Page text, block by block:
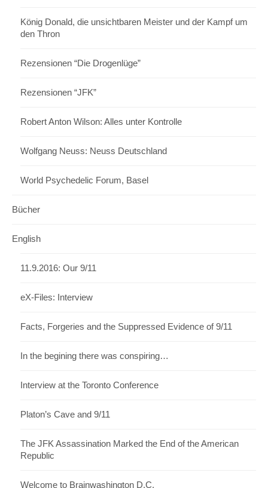
König Donald, die unsichtbaren Meister und der Kampf um
den Thron
Rezensionen “Die Drogenlüge”
Rezensionen “JFK”
Robert Anton Wilson: Alles unter Kontrolle
Wolfgang Neuss: Neuss Deutschland
World Psychedelic Forum, Basel
Bücher
English
11.9.2016: Our 9/11
eX-Files: Interview
Facts, Forgeries and the Suppressed Evidence of 9/11
In the begining there was conspiring…
Interview at the Toronto Conference
Platon’s Cave and 9/11
The JFK Assassination Marked the End of the American
Republic
Welcome to Brainwashington D.C.